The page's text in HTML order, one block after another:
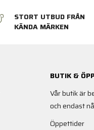
STORT UTBUD FRÅN
KÄNDA MÄRKEN
BUTIK &
Vår butik är
och endast
Öppettider